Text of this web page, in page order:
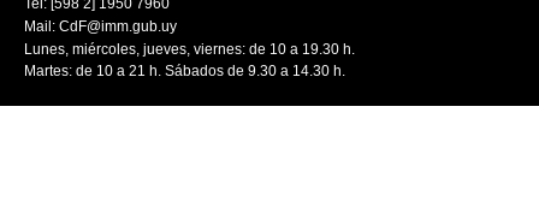
Tel: [598 2] 1950 7960
Mail: CdF@imm.gub.uy
Lunes, miércoles, jueves, viernes: de 10 a 19.30 h.
Martes: de 10 a 21 h. Sábados de 9.30 a 14.30 h.